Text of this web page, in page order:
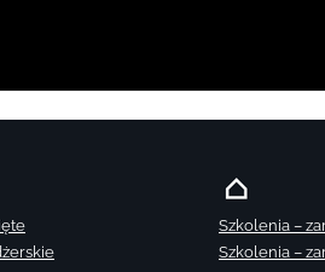
Szkolenia –
Szkolenia –